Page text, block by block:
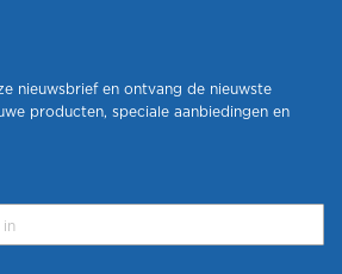
nieuwsbrief en ontvang de nieuwste
producten, speciale aanbiedingen en